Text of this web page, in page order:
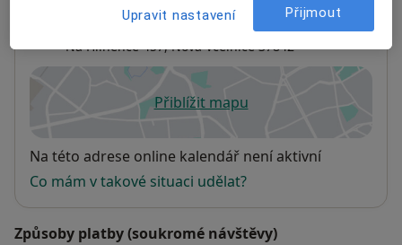
Zubní laboratoř JIHO - DENT
Na Hliněnce 457, Nová Včelnice37842
Přiblížit mapuse otevře v nové záložce
Dostupnost
Na této adrese online kalendář není aktivní
Co mám v takové situaci udělat?
Způsoby platby (soukromé návštěvy)
Upravit nastavení Přijmout